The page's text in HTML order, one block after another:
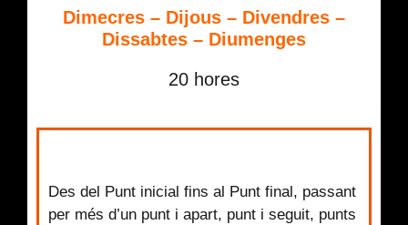
Dimecres – Dijous – Divendres –
Dissabtes – Diumenges
20 hores
Des del Punt inicial fins al Punt final, passant
per més d’un punt i apart, punt i seguit, punts